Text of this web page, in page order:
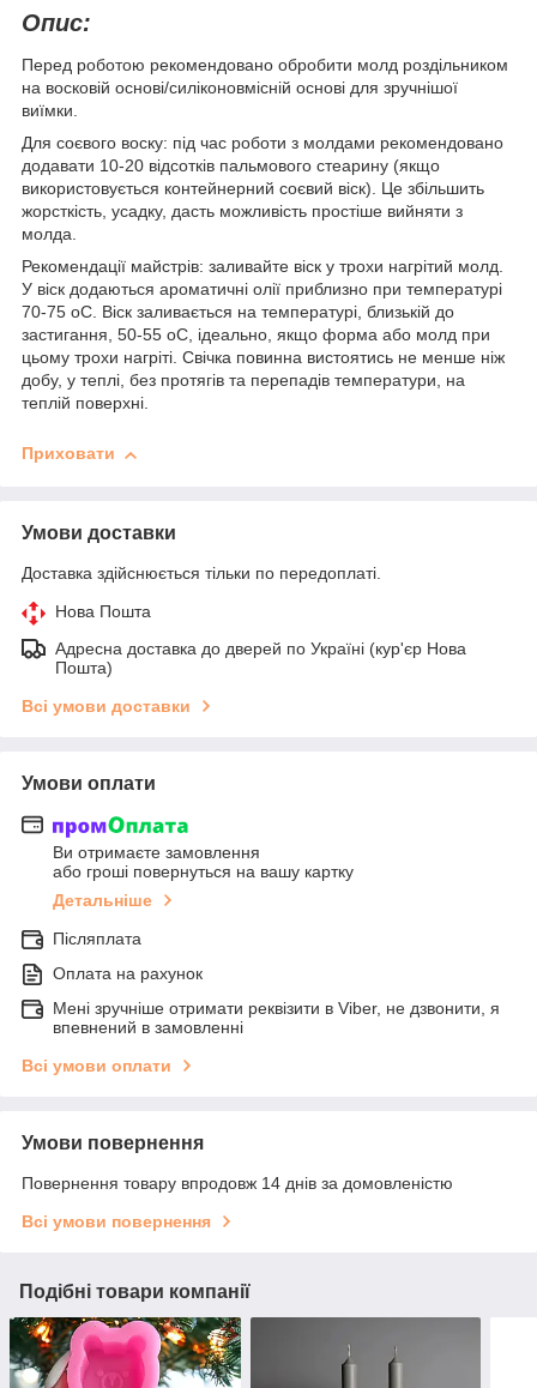
Опис:
Перед роботою рекомендовано обробити молд роздільником
на восковій основі/силіконовмісній основі для зручнішої
виїмки.
Для соєвого воску: під час роботи з молдами рекомендовано
додавати 10-20 відсотків пальмового стеарину (якщо
використовується контейнерний соєвий віск). Це збільшить
жорсткість, усадку, дасть можливість простіше вийняти з
молда.
Рекомендації майстрів: заливайте віск у трохи нагрітий молд.
У віск додаються ароматичні олії приблизно при температурі
70-75 оС. Віск заливається на температурі, близькій до
застигання, 50-55 оС, ідеально, якщо форма або молд при
цьому трохи нагріті. Свічка повинна вистоятись не менше ніж
добу, у теплі, без протягів та перепадів температури, на
теплій поверхні.
Приховати
Умови доставки
Доставка здійснюється тільки по передоплаті.
Нова Пошта
Адресна доставка до дверей по Україні (кур'єр Нова
Пошта)
Всі умови доставки
Умови оплати
Ви отримаєте замовлення
або гроші повернуться на вашу картку
Детальніше
Післяплата
Оплата на рахунок
Мені зручніше отримати реквізити в Viber, не дзвонити, я
впевнений в замовленні
Всі умови оплати
Умови повернення
Повернення товару впродовж 14 днів за домовленістю
Всі умови повернення
Подібні товари компанії